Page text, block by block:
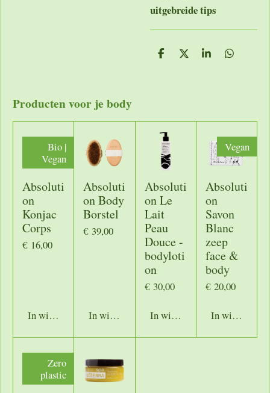
uitgebreide tips
D
D
S
D
Producten voor je body
Bio |
Vegan
Absoluti
on
Konjac
Corps
€ 16,00
In winkelwagen
Absoluti
on Body
Borstel
€ 39,00
In winkelwagen
Absoluti
on Le
Lait
Peau
Douce -
bodyloti
on
€ 30,00
In winkelwagen
Vegan
Absoluti
on
Savon
Blanc
zeep
face &
body
€ 20,00
In
Zero
plastic